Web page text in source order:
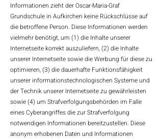
Informationen zieht der Oscar-Maria-Graf
Grundschule in Aufkirchen keine Rückschlüsse auf
die betroffene Person. Diese Informationen werden
vielmehr benötigt, um (1) die Inhalte unserer
Internetseite korrekt auszuliefern, (2) die Inhalte
unserer Internetseite sowie die Werbung für diese zu
optimieren, (3) die dauerhafte Funktionsfähigkeit
unserer informationstechnologischen Systeme und
der Technik unserer Internetseite zu gewährleisten
sowie (4) um Strafverfolgungsbehörden im Falle
eines Cyberangriffes die zur Strafverfolgung
notwendigen Informationen bereitzustellen. Diese
anonym erhobenen Daten und Informationen